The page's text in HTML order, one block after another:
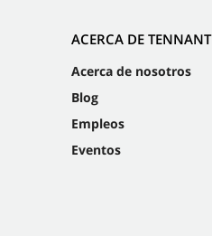
ACERCA DE TENNANT
Acerca de nosotros
Blog
Empleos
Eventos